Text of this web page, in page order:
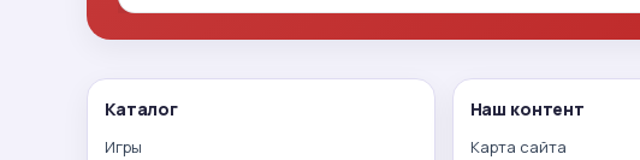
Каталог
Игры
Наш контент
Карта сайта